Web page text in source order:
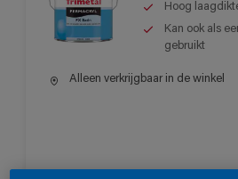
Hoog
Kan ook als
gebruikt
Alleen verkrijgbaar in de winkel